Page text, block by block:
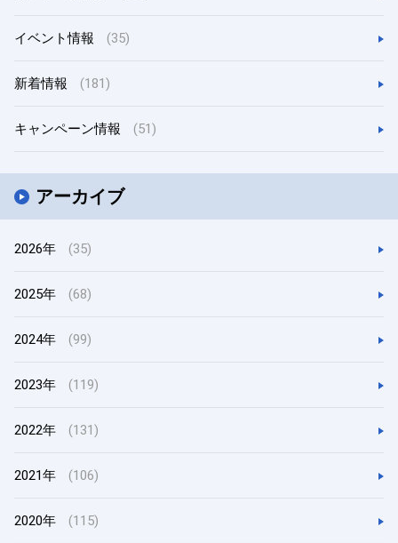
イベント情報 (35)
新着情報 (181)
キャンペーン情報 (51)
アーカイブ
2026年 (35)
2025年 (68)
2024年 (99)
2023年 (119)
2022年 (131)
2021年 (106)
2020年 (115)